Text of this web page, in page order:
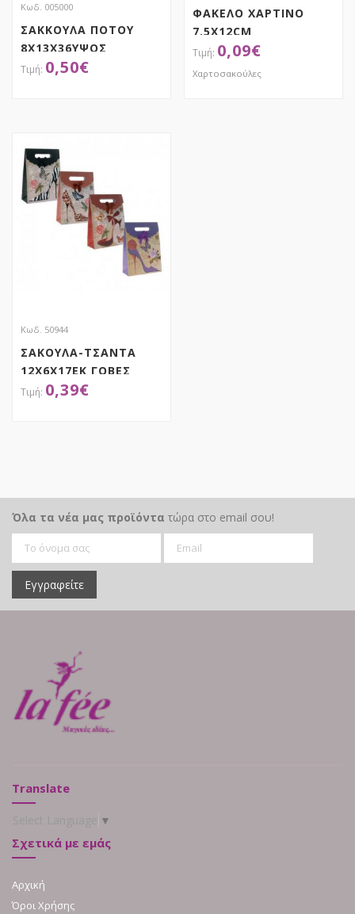
Κωδ. 005000
ΣΑΚΚΟΥΛΑ ΠΟΤΟΥ
8Χ13Χ36ΥΨΟΣ
0,50€
ΦΑΚΕΛΟ ΧΑΡΤΙΝΟ
7.5X12CM
0,09€
Χαρτοσακούλες
Κωδ. 50944
ΣΑΚΟΥΛΑ-ΤΣΑΝΤΑ
12Χ6Χ17ΕΚ ΓΟΒΕΣ
0,39€
Όλα τα νέα μας προϊόντα τώρα στο email σου!
Εγγραφείτε
Translate
▼
Σχετικά με εμάς
Αρχική
Όροι Χρήσης